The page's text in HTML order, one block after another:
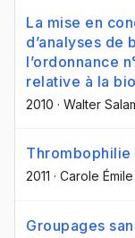
La mise en
d’analyses de
l’ordonnance
relative à la
2010 · Walter
Thrombophilie
2011 · Carole Émile
Groupages